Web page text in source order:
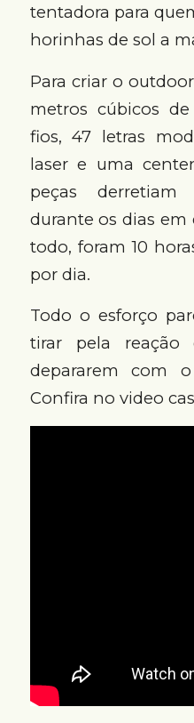
tentadora para
horinhas de sol a
Para criar o
metros cúbicos
fios, 47 letras
laser e uma
peças
durante os dias em
todo, foram 10
por dia.
Todo o esforço
tirar pela reação
depararem com
Confira no video